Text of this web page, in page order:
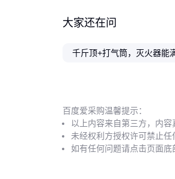
大家还在问
千斤顶+打气筒，灭火器能
百度爱采购温馨提示：
以上内容来自第三方，内容
未经权利方授权许可禁止任
如有任何问题请点击页面底